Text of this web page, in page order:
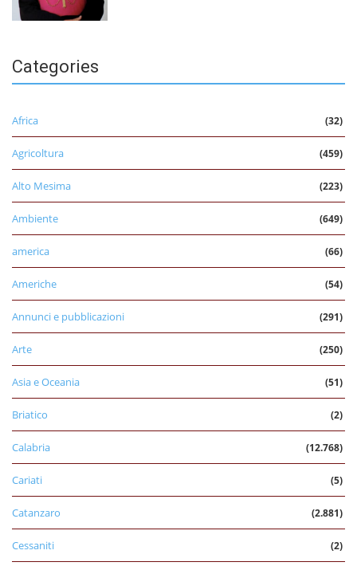
Categories
Africa (32)
Agricoltura (459)
Alto Mesima (223)
Ambiente (649)
america (66)
Americhe (54)
Annunci e pubblicazioni (291)
Arte (250)
Asia e Oceania (51)
Briatico (2)
Calabria (12.768)
Cariati (5)
Catanzaro (2.881)
Cessaniti (2)